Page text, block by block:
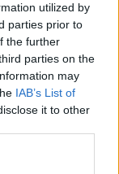
utilized by
parties prior to
the further
parties on the
may
IAB’s List of
it to other
serviciilor